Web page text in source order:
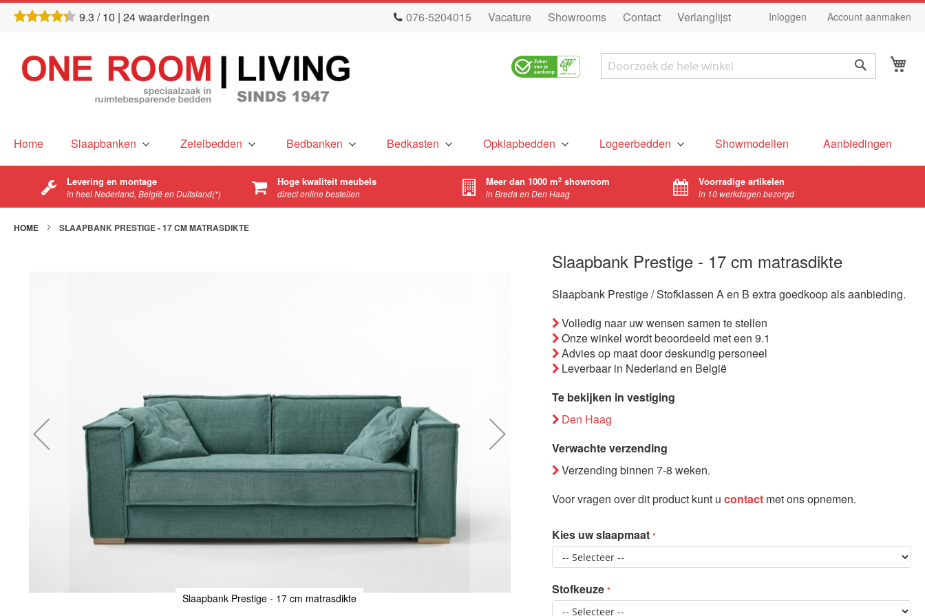
Ga
9.3 / 10 | 24waarderingen 076-5204015 Vacature Showrooms Contact Verlanglijst Inloggen Account aanmaken
Zoek
Zoek
Home Slaapbanken Zetelbedden Bedbanken Bedkasten Opklapbedden Logeerbedden Showmodellen Aanbiedingen
Levering en montage
in heel Nederland, België en Duitsland(*)
Hoge kwaliteit meubels
direct online bestellen
Meer dan 1000 m2 showroom
in Breda en Den Haag
Voorradige artikelen
in 10 werkdagen bezorgd
HOME SLAAPBANK PRESTIGE - 17 CM MATRASDIKTE
Slaapbank Prestige - 17 cm matrasdikte Slaapbank Prestige - 17 cm matrasdikte
Slaapbank Prestige - 17 cm matrasdikte
Slaapbank Prestige / Stofklassen A en B extra goedkoop als aanbieding.
Volledig naar uw wensen samen te stellen
Onze winkel wordt beoordeeld met een 9.1
Advies op maat door deskundig personeel
Leverbaar in Nederland en België
Te bekijken in vestiging
Den Haag
Verwachte verzending
Verzending binnen 7-8 weken.
Voor vragen over dit product kunt ucontact met ons opnemen.
Kies uw slaapmaat
Stofkeuze